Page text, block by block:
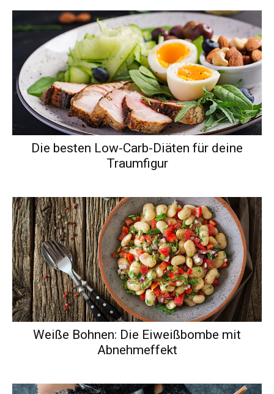
Die besten Low-Carb-Diäten für deine
Traumfigur
Weiße Bohnen: Die Eiweißbombe mit
Abnehmeffekt